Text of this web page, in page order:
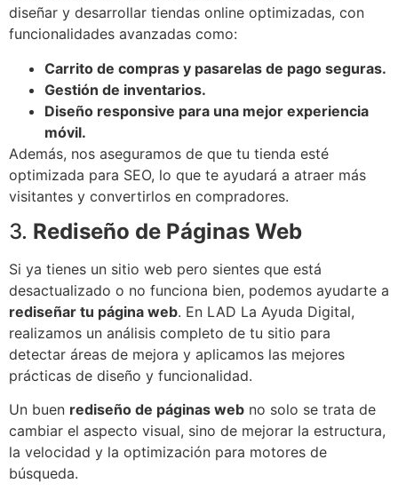
diseñar y desarrollar tiendas online optimizadas, con
funcionalidades avanzadas como:
Carrito de compras y pasarelas de pago seguras.
Gestión de inventarios.
Diseño responsive para una mejor experiencia
móvil.
Además, nos aseguramos de que tu tienda esté
optimizada para SEO, lo que te ayudará a atraer más
visitantes y convertirlos en compradores.
3. Rediseño de Páginas Web
Si ya tienes un sitio web pero sientes que está
desactualizado o no funciona bien, podemos ayudarte a
rediseñar tu página web. En LAD La Ayuda Digital,
realizamos un análisis completo de tu sitio para
detectar áreas de mejora y aplicamos las mejores
prácticas de diseño y funcionalidad.
Un buen rediseño de páginas web no solo se trata de
cambiar el aspecto visual, sino de mejorar la estructura,
la velocidad y la optimización para motores de
búsqueda.